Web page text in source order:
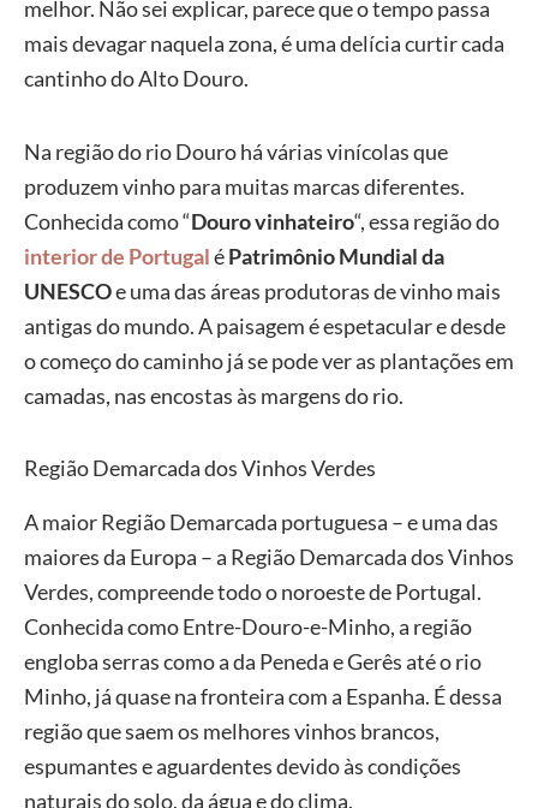
melhor. Não sei explicar, parece que o tempo passa
mais devagar naquela zona, é uma delícia curtir cada
cantinho do Alto Douro.
Na região do rio Douro há várias vinícolas que
produzem vinho para muitas marcas diferentes.
Conhecida como “Douro vinhateiro“, essa região do
interior de PortugaléPatrimônio Mundial da
UNESCOe uma das áreas produtoras de vinho mais
antigas do mundo. A paisagem é espetacular e desde
o começo do caminho já se pode ver as plantações em
camadas, nas encostas às margens do rio.
Região Demarcada dos Vinhos Verdes
A maior Região Demarcada portuguesa – e uma das
maiores da Europa – a Região Demarcada dos Vinhos
Verdes, compreende todo o noroeste de Portugal.
Conhecida como Entre-Douro-e-Minho, a região
engloba serras como a da Peneda e Gerês até o rio
Minho, já quase na fronteira com a Espanha. É dessa
região que saem os melhores vinhos brancos,
espumantes e aguardentes devido às condições
naturais do solo, da água e do clima.